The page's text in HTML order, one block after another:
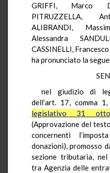
GRIFFI, Marco
PITRUZZELLA,
ALIBRANDI,
Alessandra
CASSINELLI,
ha pronunciato la
nel giudizio di
dell’art. 17, comma
legislativo 31
(Approvazione del
concernenti
donazioni), promosso
sezione tributaria,
tra Agenzia delle